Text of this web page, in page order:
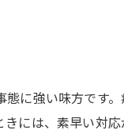
に強い味方です
きには、素早い対